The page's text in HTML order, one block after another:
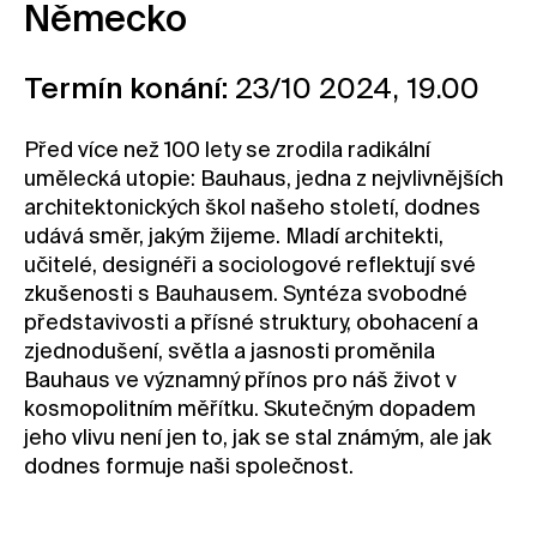
Kontakt
Novinky
Pronájem prostor
Volné pozice
Německo
Termín konání: 23/10 2024, 19.00
Před více než 100 lety se zrodila radikální
umělecká utopie: Bauhaus, jedna z nejvlivnějších
architektonických škol našeho století, dodnes
udává směr, jakým žijeme. Mladí architekti,
učitelé, designéři a sociologové reflektují své
zkušenosti s Bauhausem. Syntéza svobodné
představivosti a přísné struktury, obohacení a
zjednodušení, světla a jasnosti proměnila
Bauhaus ve významný přínos pro náš život v
kosmopolitním měřítku. Skutečným dopadem
jeho vlivu není jen to, jak se stal známým, ale jak
dodnes formuje naši společnost.